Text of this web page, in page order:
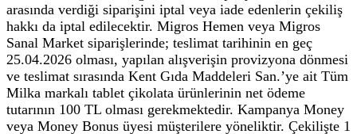
arasında verdiği siparişini iptal veya iade edenlerin çekiliş
hakkı da iptal edilecektir. Migros Hemen veya Migros
Sanal Market siparişlerinde; teslimat tarihinin en geç
25.04.2026 olması, yapılan alışverişin provizyona dönmesi
ve teslimat sırasında Kent Gıda Maddeleri San.’ye ait Tüm
Milka markalı tablet çikolata ürünlerinin net ödeme
tutarının 100 TL olması gerekmektedir. Kampanya Money
veya Money Bonus üyesi müşterilere yöneliktir. Çekilişte 1